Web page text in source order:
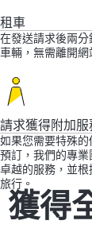
租車
在發送請求後兩
車輛，無需離開網
請求獲得附加服
如果您需要特殊
預訂，我們的專
卓越的服務，並
旅行。
獲得